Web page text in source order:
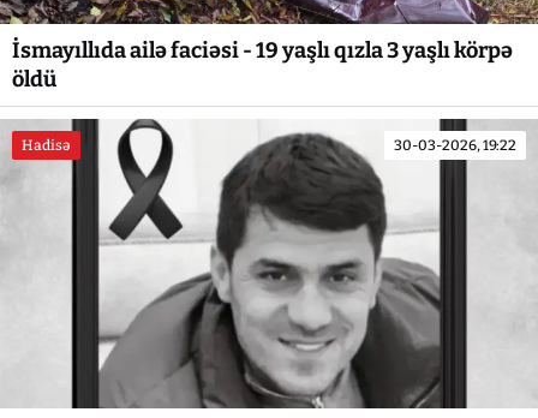
İsmayıllıda ailə faciəsi - 19 yaşlı qızla 3 yaşlı körpə
öldü
Hadisə 30-03-2026, 19:22